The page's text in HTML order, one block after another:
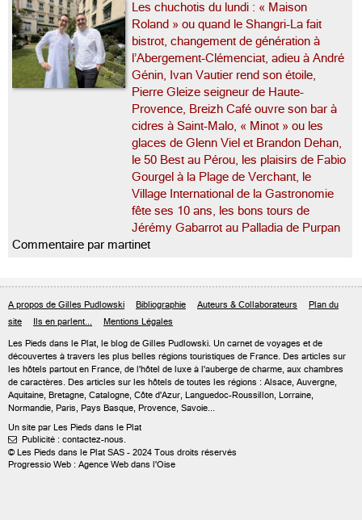
Les chuchotis du lundi : « Maison
Roland » ou quand le Shangri-La fait
bistrot, changement de génération à
l’Abergement-Clémenciat, adieu à André
Génin, Ivan Vautier rend son étoile,
Pierre Gleize seigneur de Haute-
Provence, Breizh Café ouvre son bar à
cidres à Saint-Malo, « Minot » ou les
glaces de Glenn Viel et Brandon Dehan,
le 50 Best au Pérou, les plaisirs de Fabio
Gourgel à la Plage de Verchant, le
Village International de la Gastronomie
fête ses 10 ans, les bons tours de
Jérémy Gabarrot au Palladia de Purpan
Commentaire par martinet
A propos de Gilles Pudlowski Bibliographie Auteurs & Collaborateurs
Plan du
site
Ils en parlent... Mentions Légales
Les Pieds dans le Plat, le blog de Gilles Pudlowski. Un carnet de voyages et de
découvertes à travers les plus belles régions touristiques de France. Des articles sur
les hôtels partout en France, de l'hôtel de luxe à l'auberge de charme, aux chambres
de caractères. Des articles sur les hôtels de toutes les régions : Alsace, Auvergne,
Aquitaine, Bretagne, Catalogne, Côte d'Azur, Languedoc-Roussillon, Lorraine,
Normandie, Paris, Pays Basque, Provence, Savoie...
Un site par Les Pieds dans le Plat
 Publicité : contactez-nous.
© Les Pieds dans le Plat SAS - 2024 Tous droits réservés
Progressio Web : Agence Web dans l'Oise